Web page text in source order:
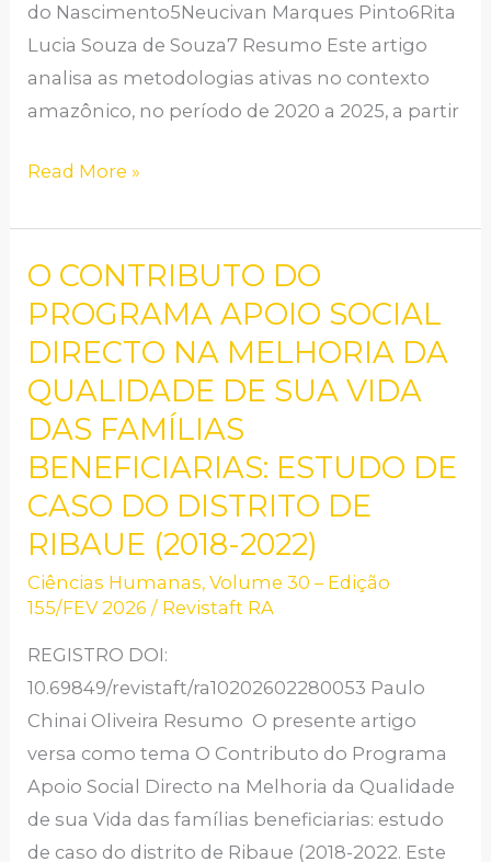
do Nascimento5Neucivan Marques Pinto6Rita
Lucia Souza de Souza7 Resumo Este artigo
analisa as metodologias ativas no contexto
amazônico, no período de 2020 a 2025, a partir
Read More »
O CONTRIBUTO DO
PROGRAMA APOIO SOCIAL
DIRECTO NA MELHORIA DA
QUALIDADE DE SUA VIDA
DAS FAMÍLIAS
BENEFICIARIAS: ESTUDO DE
CASO DO DISTRITO DE
RIBAUE (2018-2022)
Ciências Humanas,Volume 30 – Edição
155/FEV 2026 / Revistaft RA
REGISTRO DOI:
10.69849/revistaft/ra10202602280053 Paulo
Chinai Oliveira Resumo O presente artigo
versa como tema O Contributo do Programa
Apoio Social Directo na Melhoria da Qualidade
de sua Vida das famílias beneficiarias: estudo
de caso do distrito de Ribaue (2018-2022. Este
O
CONTRIBUTO
DO
APOIO
SOCIAL
DIRECTO
NA
MELHORIA
QUALIDADE
SUA
VIDA
DAS
FAMÍLIAS
BENEFICIARIAS:
ESTUDO